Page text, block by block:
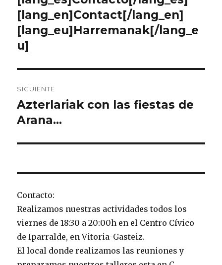
entradas
anterior:
[lang_en]Contact[/lang_en]
[lang_eu]Harremanak[/lang_e
u]
SIGUIENTE
Entrada
siguiente:
Azterlariak con las fiestas de
Arana…
Contacto:
Realizamos nuestras actividades todos los
viernes de 18:30 a 20:00h en el Centro Cívico
de Iparralde, en Vitoria-Gasteiz.
El local donde realizamos las reuniones y